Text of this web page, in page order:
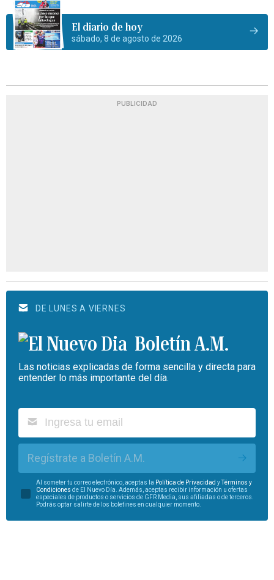
El diario de hoy
sábado, 8 de agosto de 2026
PUBLICIDAD
DE LUNES A VIERNES
Boletín A.M.
Las noticias explicadas de forma sencilla y directa para
entender lo más importante del día.
Regístrate a Boletín A.M.
Al someter tu correo electrónico, aceptas la Política de Privacidad yTérminos y
Condiciones de El Nuevo Día. Además, aceptas recibir información u ofertas
especiales de productos o servicios de GFR Media, sus afiliadas o de terceros.
Podrás optar salirte de los boletines en cualquier momento.